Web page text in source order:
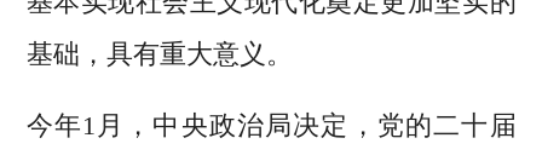
基础，具有重大意义。
今年1月，中央政治局决定，党的二十届